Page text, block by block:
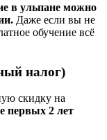
в ульпане можно
Даже если вы не
обучение всё
налог)
скидку на
первых 2 лет